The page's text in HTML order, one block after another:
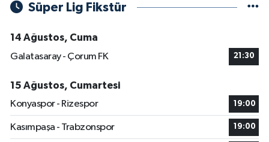
Süper Lig Fikstür
14 Ağustos, Cuma
Galatasaray - Çorum FK
21:30
15 Ağustos, Cumartesi
Konyaspor - Rizespor
19:00
Kasımpaşa - Trabzonspor 19:00